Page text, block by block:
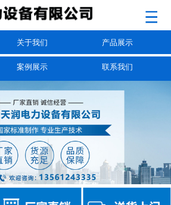
关于我们 产品展示
案例展示 联系我们